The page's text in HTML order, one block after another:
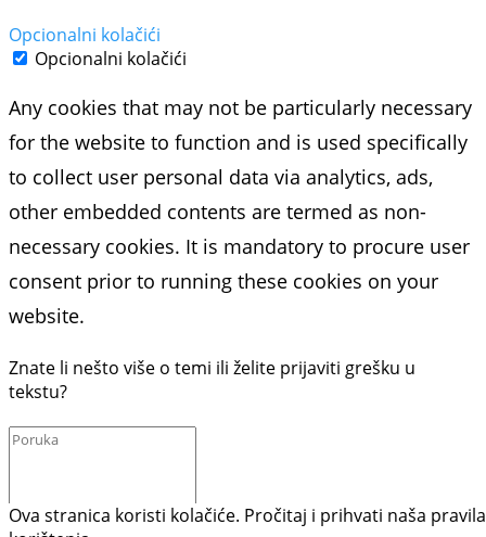
Ova stranica koristi kolačiće. Pročitaj i prihvati naša pravila
Opcionalni kolačići
Opcionalni kolačići
Any cookies that may not be particularly necessary
for the website to function and is used specifically
to collect user personal data via analytics, ads,
other embedded contents are termed as non-
necessary cookies. It is mandatory to procure user
consent prior to running these cookies on your
website.
Znate li nešto više o temi ili želite prijaviti grešku u
tekstu?